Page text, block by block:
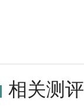
相关测评